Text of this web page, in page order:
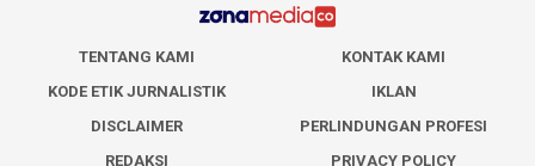
TENTANG KAMI
KONTAK KAMI
KODE ETIK JURNALISTIK
IKLAN
DISCLAIMER
PERLINDUNGAN PROFESI
REDAKSI
PRIVACY POLICY